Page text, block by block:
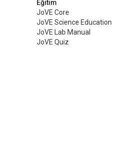
Eğitim
JoVE Core
JoVE Science Education
JoVE Lab Manual
JoVE Quiz